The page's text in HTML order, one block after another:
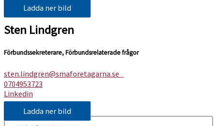
Ladda ner bild
Sten Lindgren
Förbundssekreterare, Förbundsrelaterade frågor
sten.lindgren@smaforetagarna.se
0704953723
Linkedin
Ladda ner bild